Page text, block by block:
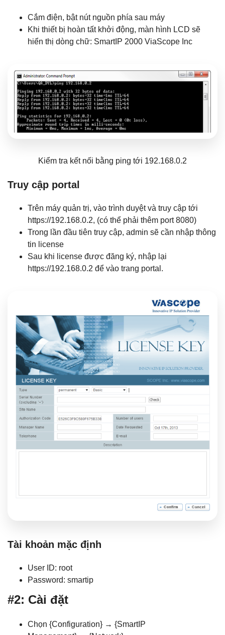
Cắm điện, bật nút nguồn phía sau máy
Khi thiết bị hoàn tất khởi động, màn hình LCD sẽ
hiển thị dòng chữ: SmartIP 2000 ViaScope Inc
Kiểm tra kết nối bằng ping tới 192.168.0.2
Truy cập portal
Trên máy quản trị, vào trình duyệt và truy cập tới
https://192.168.0.2, (có thể phải thêm port 8080)
Trong lần đầu tiên truy cập, admin sẽ cần nhập thông
tin license
Sau khi license được đăng ký, nhập lại
https://192.168.0.2 để vào trang portal.
Tài khoản mặc định
User ID: root
Password: smartip
#2: Cài đặt
Chọn {Configuration} → {SmartIP